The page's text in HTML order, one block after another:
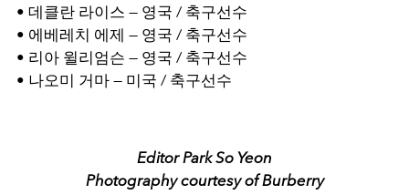
• 데클란 라이스 — 영국 / 축구선수
• 에베레치 에제 — 영국 / 축구선수
• 리아 윌리엄슨 — 영국 / 축구선수
• 나오미 거마 — 미국 / 축구선수
Editor Park So Yeon
Photography courtesy of Burberry